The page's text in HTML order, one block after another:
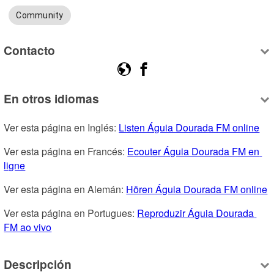
Community
Contacto
En otros idiomas
Ver esta página en Inglés: Listen Águia Dourada FM online
Ver esta página en Francés: Ecouter Águia Dourada FM en
ligne
Ver esta página en Alemán: Hören Águia Dourada FM online
Ver esta página en Portugues: Reproduzir Águia Dourada
FM ao vivo
Descripción